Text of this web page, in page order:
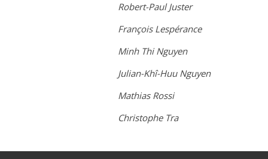
Robert-Paul Juster
François Lespérance
Minh Thi Nguyen
Julian-Khî-Huu Nguyen
Mathias Rossi
Christophe Tra